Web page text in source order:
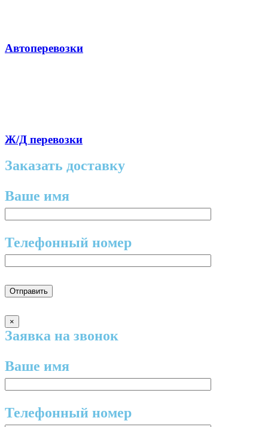
Автоперевозки
Ж/Д перевозки
Заказать доставку
Ваше имя
Телефонный номер
×
Заявка на звонок
Ваше имя
Телефонный номер